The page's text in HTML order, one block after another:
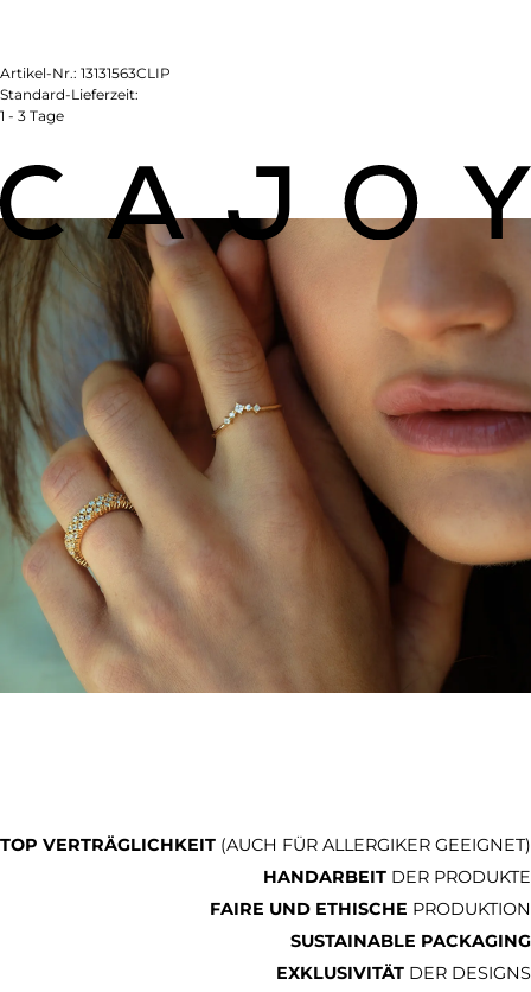
Artikel-Nr.: 13131563CLIP
Standard-Lieferzeit:
1 - 3 Tage
TOP VERTRÄGLICHKEIT (AUCH FÜR ALLERGIKER GEEIGNET)
HANDARBEIT DER PRODUKTE
FAIRE UND ETHISCHE PRODUKTION
SUSTAINABLE PACKAGING
EXKLUSIVITÄT DER DESIGNS